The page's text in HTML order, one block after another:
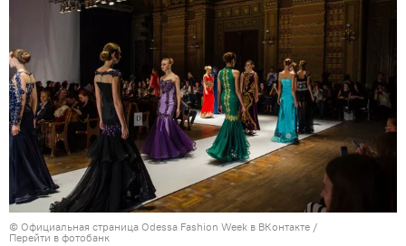
© Официальная страница Odessa Fashion Week в ВКонтакте /
Перейти в фотобанк